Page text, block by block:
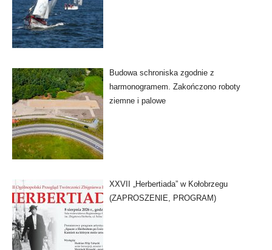
Budowa schroniska zgodnie z
harmonogramem. Zakończono roboty
ziemne i palowe
XXVII „Herbertiada” w Kołobrzegu
(ZAPROSZENIE, PROGRAM)